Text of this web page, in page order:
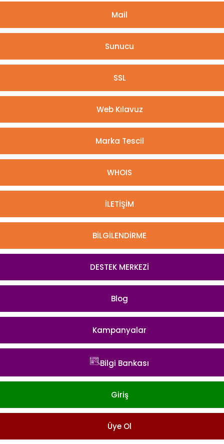
Mail
Sunucu
SSL
Web Kılavuz
Marka Tescil
WHOIS
İLETİŞİM
BİLGİLENDİRME
DESTEK MERKEZİ
Blog
Kampanyalar
Bilgi Bankası
Giriş
Üye Ol